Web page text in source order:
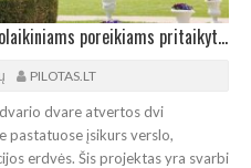
PREMJERA RAUDONDVARYJE: Šiuolaikiniams poreikiams pritaikytos dvaro oficinos
PILOTAS.LT
dvare atvertos dvi
pastatuose įsikurs verslo,
erdvės. Šis projektas yra svarbi